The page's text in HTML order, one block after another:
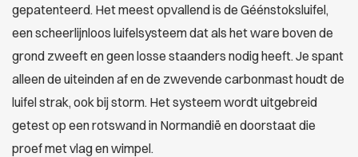
gepatenteerd. Het meest opvallend is de Géénstoksluifel,
een scheerlijnloos luifelsysteem dat als het ware boven de
grond zweeft en geen losse staanders nodig heeft. Je spant
alleen de uiteinden af en de zwevende carbonmast houdt de
luifel strak, ook bij storm. Het systeem wordt uitgebreid
getest op een rotswand in Normandië en doorstaat die
proef met vlag en wimpel.